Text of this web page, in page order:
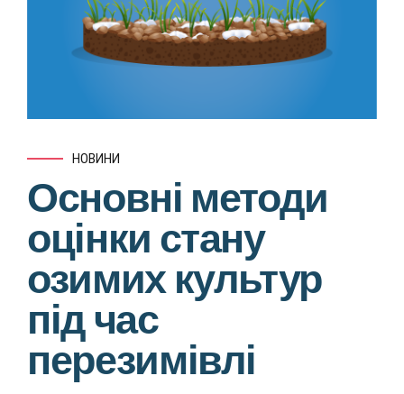
НОВИНИ
Основні методи
оцінки стану
озимих культур
під час
перезимівлі